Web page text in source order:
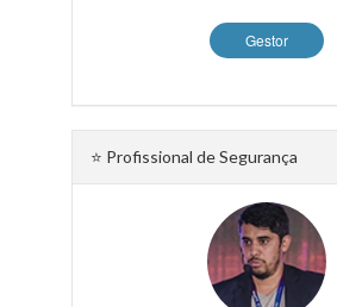
Gestor
⭐ Profissional de Segurança